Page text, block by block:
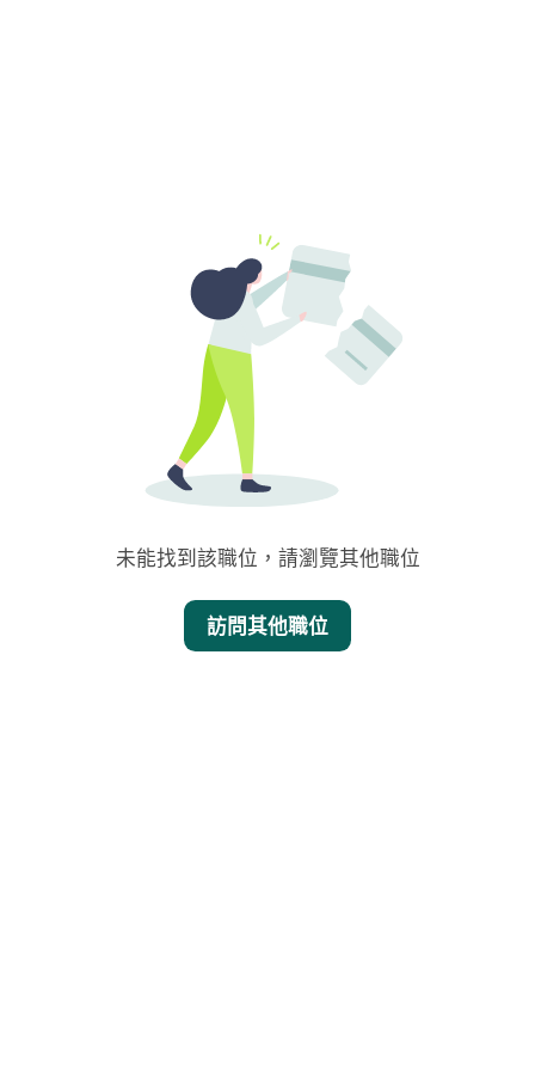
未能找到該職位，請瀏覽其他職位
訪問其他職位